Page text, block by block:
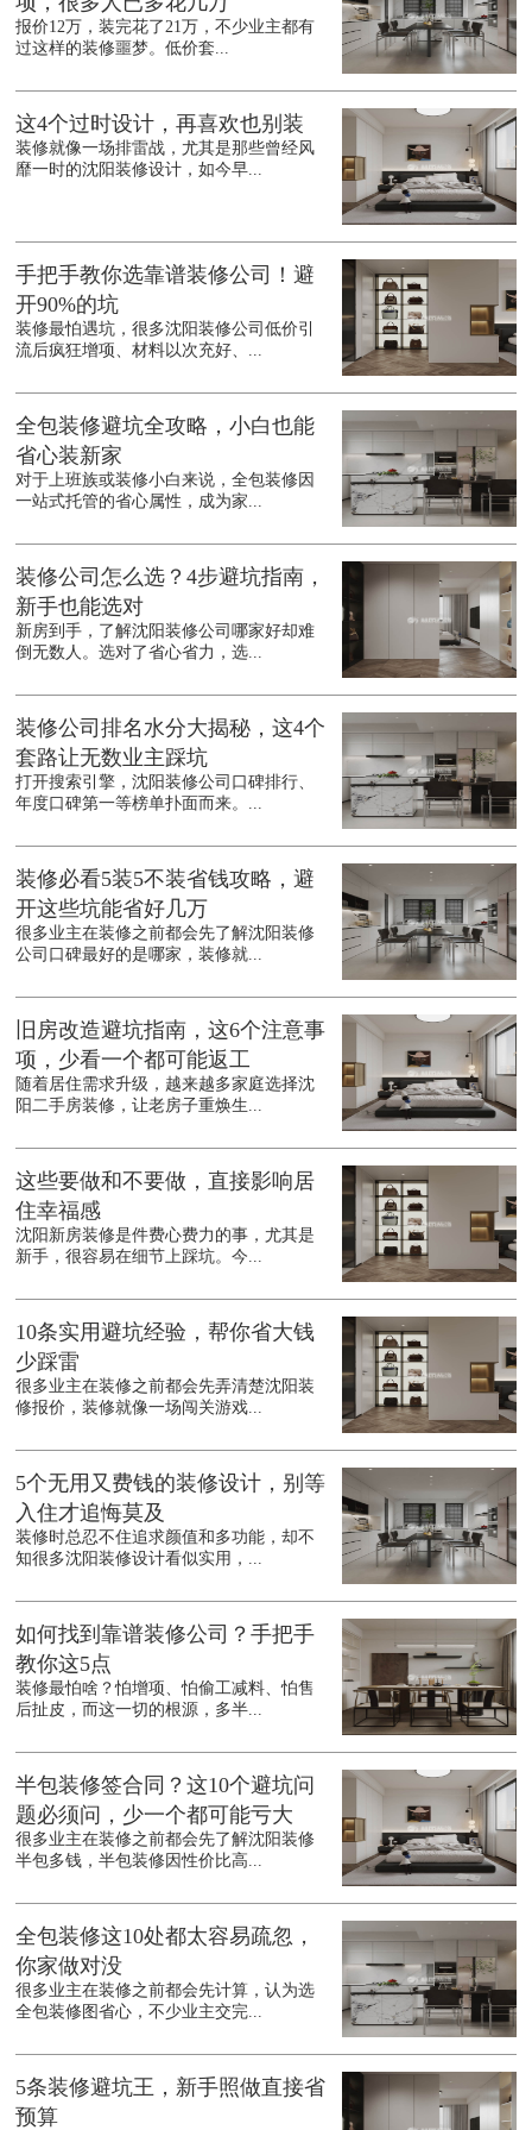
报价12万，装完花了21万，不少业主都有
过这样的装修噩梦。低价套...
这4个过时设计，再喜欢也别装
装修就像一场排雷战，尤其是那些曾经风
靡一时的沈阳装修设计，如今早...
手把手教你选靠谱装修公司！避
开90%的坑
装修最怕遇坑，很多沈阳装修公司低价引
流后疯狂增项、材料以次充好、...
全包装修避坑全攻略，小白也能
省心装新家
对于上班族或装修小白来说，全包装修因
一站式托管的省心属性，成为家...
装修公司怎么选？4步避坑指南，
新手也能选对
新房到手，了解沈阳装修公司哪家好却难
倒无数人。选对了省心省力，选...
装修公司排名水分大揭秘，这4个
套路让无数业主踩坑
打开搜索引擎，沈阳装修公司口碑排行、
年度口碑第一等榜单扑面而来。...
装修必看5装5不装省钱攻略，避
开这些坑能省好几万
很多业主在装修之前都会先了解沈阳装修
公司口碑最好的是哪家，装修就...
旧房改造避坑指南，这6个注意事
项，少看一个都可能返工
随着居住需求升级，越来越多家庭选择沈
阳二手房装修，让老房子重焕生...
这些要做和不要做，直接影响居
住幸福感
沈阳新房装修是件费心费力的事，尤其是
新手，很容易在细节上踩坑。今...
10条实用避坑经验，帮你省大钱
少踩雷
很多业主在装修之前都会先弄清楚沈阳装
修报价，装修就像一场闯关游戏...
5个无用又费钱的装修设计，别等
入住才追悔莫及
装修时总忍不住追求颜值和多功能，却不
知很多沈阳装修设计看似实用，...
如何找到靠谱装修公司？手把手
教你这5点
装修最怕啥？怕增项、怕偷工减料、怕售
后扯皮，而这一切的根源，多半...
半包装修签合同？这10个避坑问
题必须问，少一个都可能亏大
很多业主在装修之前都会先了解沈阳装修
半包多钱，半包装修因性价比高...
全包装修这10处都太容易疏忽，
你家做对没
很多业主在装修之前都会先计算，认为选
全包装修图省心，不少业主交完...
5条装修避坑王，新手照做直接省
预算